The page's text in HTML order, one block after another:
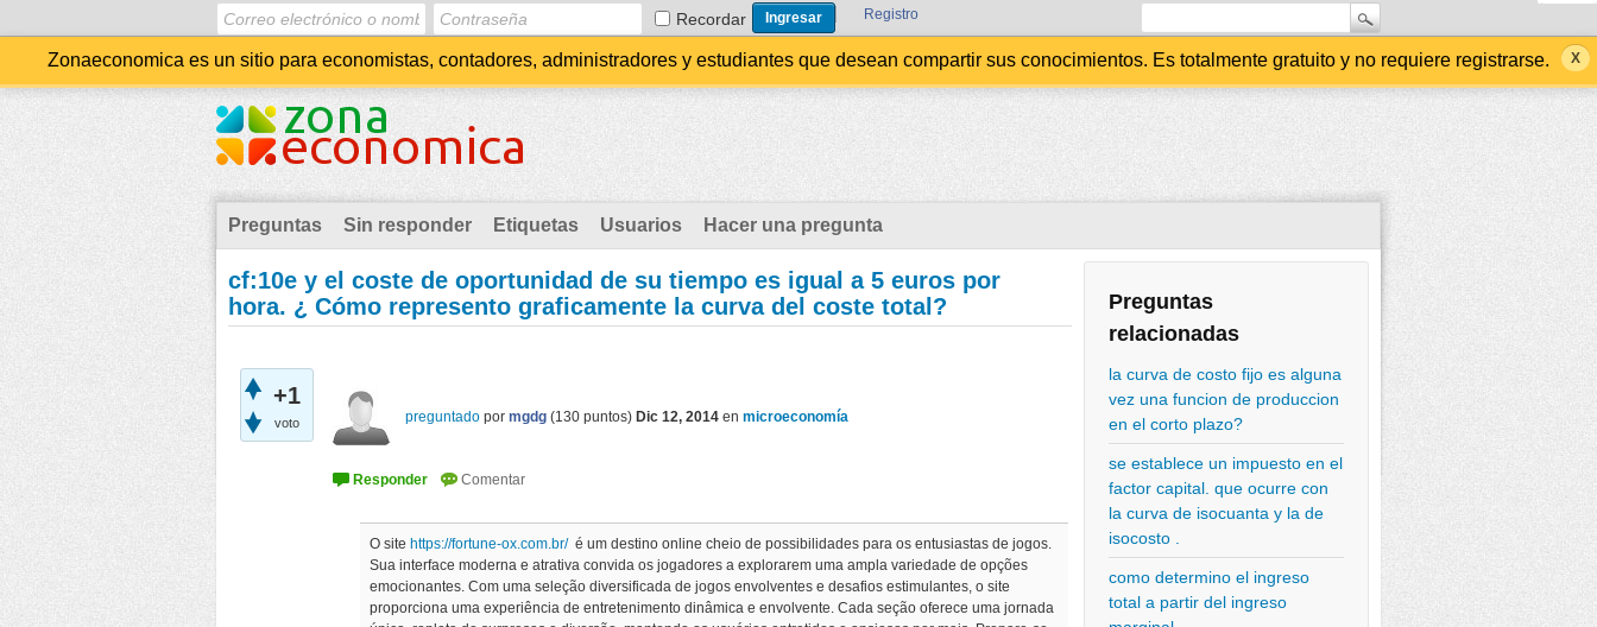
Recordar Registro
Zonaeconomica es un sitio para economistas, contadores, administradores y estudiantes que desean compartir sus conocimientos. Es totalmente gratuito y no requiere registrarse.
Preguntas Sin responder Etiquetas Usuarios Hacer una pregunta
Preguntas
relacionadas
la curva de costo fijo es alguna
vez una funcion de produccion
en el corto plazo?
se establece un impuesto en el
factor capital. que ocurre con
la curva de isocuanta y la de
isocosto .
como determino el ingreso
total a partir del ingreso
cf:10e y el coste de oportunidad de su tiempo es igual a 5 euros por
hora. ¿ Cómo represento graficamente la curva del coste total?
+1
voto preguntado por mgdg (130 puntos) Dic 12, 2014 en microeconomía
O site https://fortune-ox.com.br/é um destino online cheio de possibilidades para os entusiastas de jogos.
Sua interface moderna e atrativa convida os jogadores a explorarem uma ampla variedade de opções
emocionantes. Com uma seleção diversificada de jogos envolventes e desafios estimulantes, o site
proporciona uma experiência de entretenimento dinâmica e envolvente. Cada seção oferece uma jornada